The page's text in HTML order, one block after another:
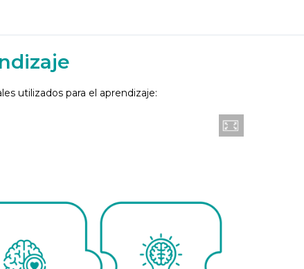
utilizados para el aprendizaje: